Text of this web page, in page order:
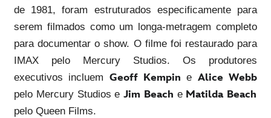
de 1981, foram estruturados especificamente para
serem filmados como um longa-metragem completo
para documentar o show. O filme foi restaurado para
IMAX pelo Mercury Studios. Os produtores
executivos incluem Geoff Kempin e Alice Webb
pelo Mercury Studios eJim Beach e Matilda Beach
pelo Queen Films.